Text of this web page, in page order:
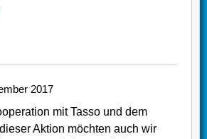
2017
mit Tasso und dem
Aktion möchten auch wir